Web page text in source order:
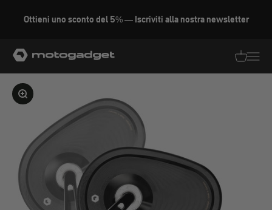
Ottieni uno sconto del 5% — Iscriviti alla nostra newsletter
motogadget GmbH
Ingrandire l'immagine